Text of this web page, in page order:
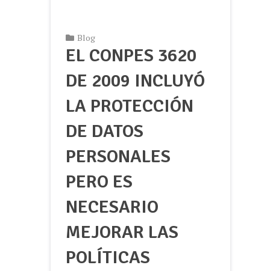
Blog
EL CONPES 3620
DE 2009 INCLUYÓ
LA PROTECCIÓN
DE DATOS
PERSONALES
PERO ES
NECESARIO
MEJORAR LAS
POLÍTICAS